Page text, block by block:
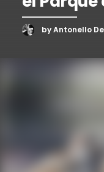
by Antonello